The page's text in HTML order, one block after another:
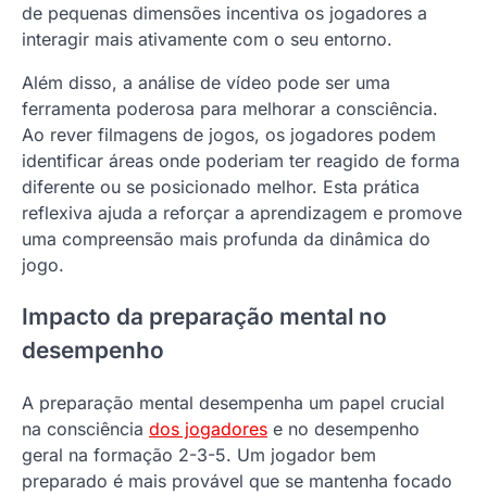
de pequenas dimensões incentiva os jogadores a
interagir mais ativamente com o seu entorno.
Além disso, a análise de vídeo pode ser uma
ferramenta poderosa para melhorar a consciência.
Ao rever filmagens de jogos, os jogadores podem
identificar áreas onde poderiam ter reagido de forma
diferente ou se posicionado melhor. Esta prática
reflexiva ajuda a reforçar a aprendizagem e promove
uma compreensão mais profunda da dinâmica do
jogo.
Impacto da preparação mental no
desempenho
A preparação mental desempenha um papel crucial
na consciência dos jogadores e no desempenho
geral na formação 2-3-5. Um jogador bem
preparado é mais provável que se mantenha focado